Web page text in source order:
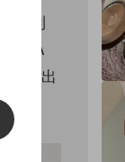
原則
ISPA
隊推出
。